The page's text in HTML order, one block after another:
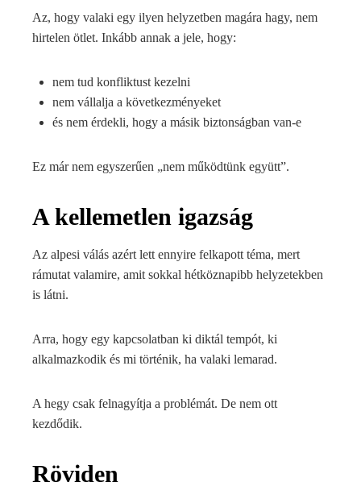
Az, hogy valaki egy ilyen helyzetben magára hagy, nem
hirtelen ötlet. Inkább annak a jele, hogy:
nem tud konfliktust kezelni
nem vállalja a következményeket
és nem érdekli, hogy a másik biztonságban van-e
Ez már nem egyszerűen „nem működtünk együtt”.
A kellemetlen igazság
Az alpesi válás azért lett ennyire felkapott téma, mert
rámutat valamire, amit sokkal hétköznapibb helyzetekben
is látni.
Arra, hogy egy kapcsolatban ki diktál tempót, ki
alkalmazkodik és mi történik, ha valaki lemarad.
A hegy csak felnagyítja a problémát. De nem ott
kezdődik.
Röviden